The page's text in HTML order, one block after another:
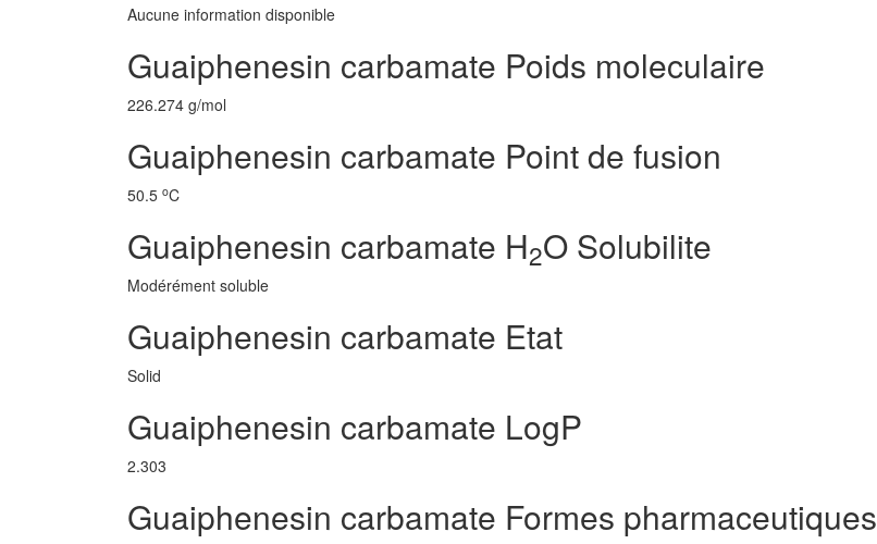
Aucune information disponible
Guaiphenesin carbamate Poids moleculaire
226.274 g/mol
Guaiphenesin carbamate Point de fusion
50.5 oC
Guaiphenesin carbamate H2O Solubilite
Modérément soluble
Guaiphenesin carbamate Etat
Solid
Guaiphenesin carbamate LogP
2.303
Guaiphenesin carbamate Formes pharmaceutiques